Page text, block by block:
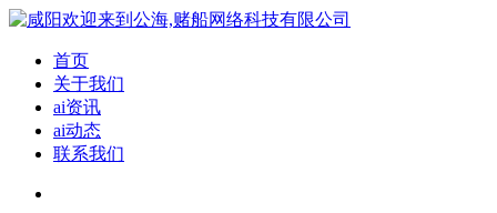
首页
关于我们
ai资讯
ai动态
联系我们